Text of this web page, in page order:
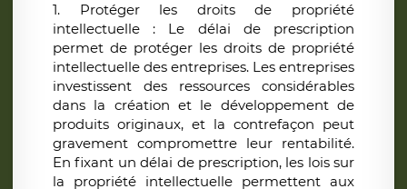
1. Protéger les droits de propriété
intellectuelle : Le délai de prescription
permet de protéger les droits de propriété
intellectuelle des entreprises. Les entreprises
investissent des ressources considérables
dans la création et le développement de
produits originaux, et la contrefaçon peut
gravement compromettre leur rentabilité.
En fixant un délai de prescription, les lois sur
la propriété intellectuelle permettent aux